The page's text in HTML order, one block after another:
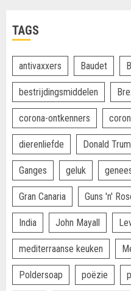
TAGS
antivaxxers Baudet
bestrijdingsmiddelen
corona-ontkenners
dierenliefde Donald
Ganges geluk
Gran Canaria Guns 'n'
India John Mayall
mediterraanse keuken
Poldersoap poëzie